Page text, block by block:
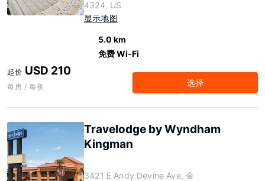
4324, US
显示地图
5.0 km
免费 Wi-Fi
起价 USD 210
每房 / 每夜 选择
Travelodge by Wyndham
Kingman
3421 E Andy Devine Ave, 金